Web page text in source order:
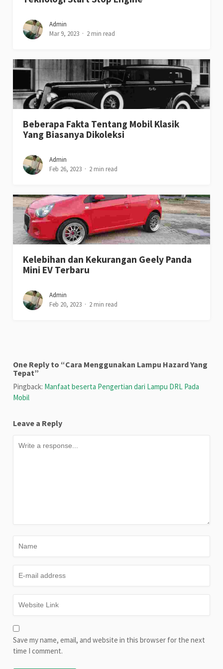
Admin
Mar 9, 2023
2 min read
Beberapa Fakta Tentang Mobil Klasik
Yang Biasanya Dikoleksi
Admin
Feb 26, 2023
2 min read
Kelebihan dan Kekurangan Geely Panda
Mini EV Terbaru
Admin
Feb 20, 2023
2 min read
One Reply to “Cara Menggunakan Lampu Hazard Yang
Tepat”
Pingback: Manfaat beserta Pengertian dari Lampu DRL Pada
Mobil
Leave a Reply
Save my name, email, and website in this browser for the next
time I comment.